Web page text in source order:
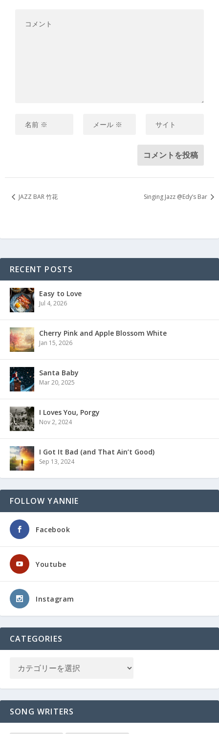
JAZZ BAR 竹花 Singing Jazz @Edy’s Bar
RECENT POSTS
Easy to Love
Jul 4, 2026
Cherry Pink and Apple Blossom White
Jan 15, 2026
Santa Baby
Mar 20, 2025
I Loves You, Porgy
Nov 2, 2024
I Got It Bad (and That Ain’t Good)
Sep 13, 2024
FOLLOW YANNIE
Facebook
Youtube
Instagram
CATEGORIES
SONG WRITERS